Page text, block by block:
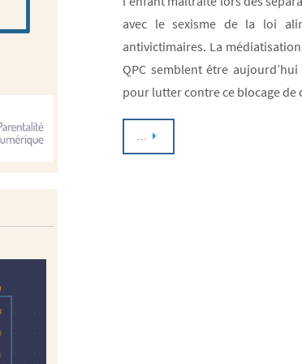
avec le sexisme de la loi
antivictimaires. La
QPC semblent être
pour lutter contre ce blocage de